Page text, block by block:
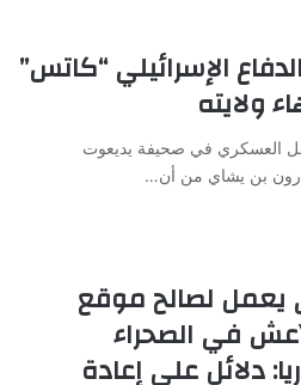
الإسرائيلي “كاتس”
ولايته
العسكري في صحيفة يديعوت
رون بن يشاي من أن…
يعمل لصالح موقع
في الصحراء
دلائل على إعادة